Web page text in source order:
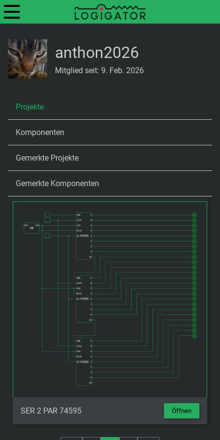
anthon2026
Mitglied seit: 9. Feb. 2026
Projekte
Komponenten
Gemerkte Projekte
Gemerkte Komponenten
SER 2 PAR 74595 Öffnen